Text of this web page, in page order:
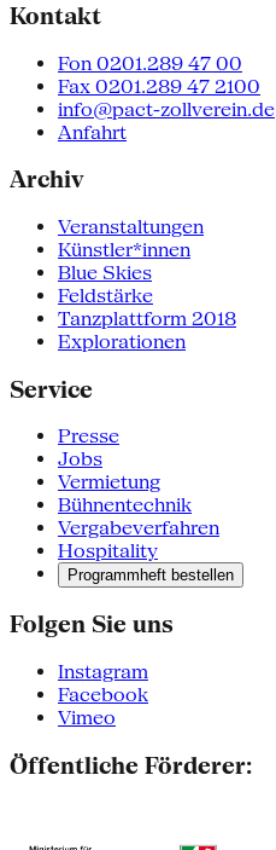
Kontakt
Fon 0201.289 47 00
Fax 0201.289 47 2100
info@pact-zollverein.de
Anfahrt
Archiv
Veranstaltungen
Künstler*innen
Blue Skies
Feldstärke
Tanzplattform 2018
Explorationen
Service
Presse
Jobs
Vermietung
Bühnentechnik
Vergabeverfahren
Hospitality
Programmheft bestellen
Folgen Sie uns
Instagram
Facebook
Vimeo
Öffentliche Förderer: